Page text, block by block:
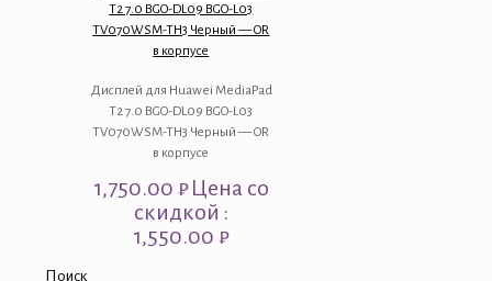
T2 7.0 BGO-DL09 BGO-L03
TV070WSM-TH3 Черный — OR
в корпусе
Дисплей для Huawei MediaPad
T2 7.0 BGO-DL09 BGO-L03
TV070WSM-TH3 Черный — OR
в корпусе
1,750.00 ₽Цена со
скидкой :
1,550.00 ₽
Поиск